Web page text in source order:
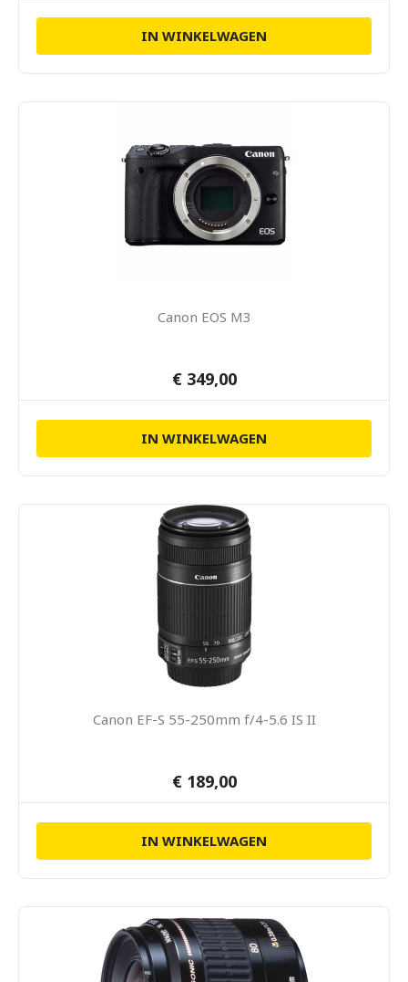
IN WINKELWAGEN
Canon EOS M3
€ 349,00
IN WINKELWAGEN
Canon EF-S 55-250mm f/4-5.6 IS II
€ 189,00
IN WINKELWAGEN